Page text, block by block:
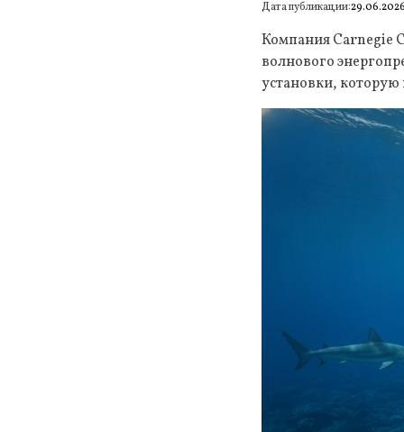
Дата публикации:
Компания Carnegie
волнового
установки, которую